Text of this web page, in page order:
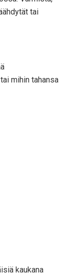
tai
mihin tahansa
kaukana